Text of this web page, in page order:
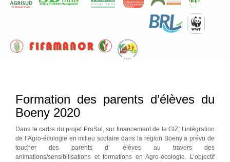
Formation des parents d’élèves du
Boeny 2020
Dans le cadre du projet ProSol, sur financement de la GIZ, l’intégration
de l’Agro-écologie en milieu scolaire dans la région Boeny a prévu de
toucher des parents d’ élèves au travers des
animations/sensibilisations et formations en Agro-écologie. L’objectif